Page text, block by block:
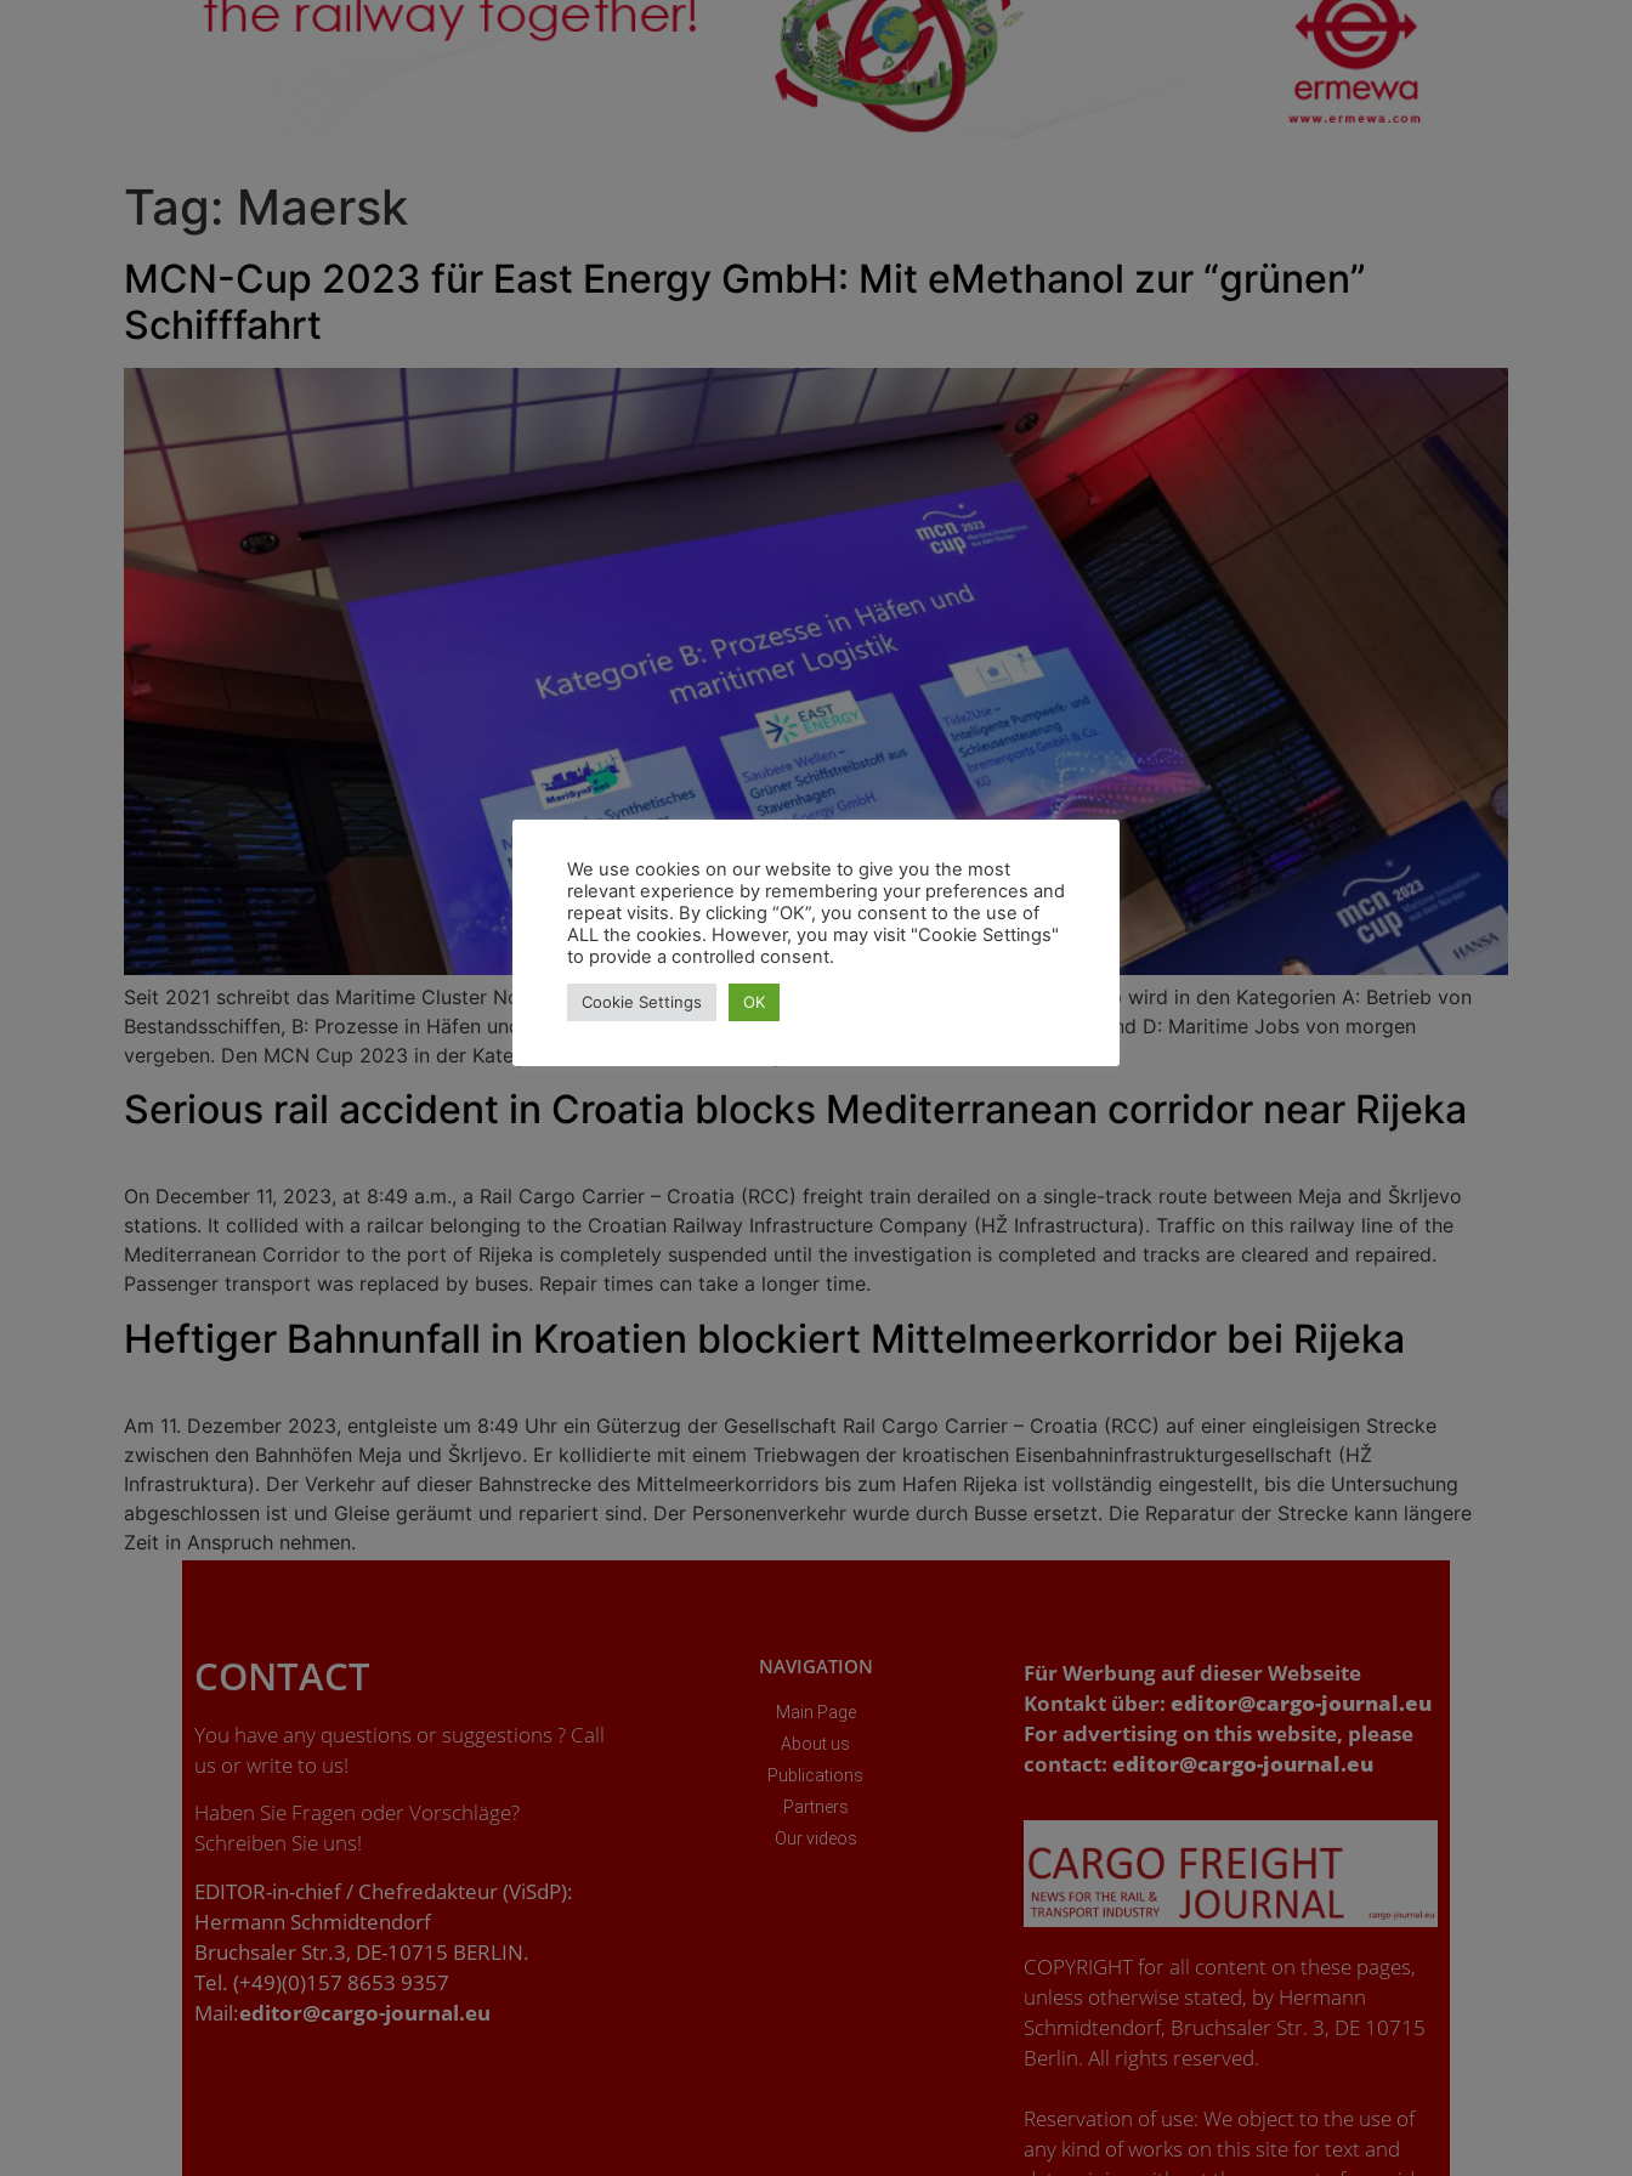
Tag: Maersk
MCN-Cup 2023 für East Energy GmbH: Mit eMethanol zur “grünen”
Schifffahrt
Seit 2021 schreibt das Maritime Cluster Norddeutschland (MCN) alle zwei Jahre den MCN Cup aus. Der Cup wird in den Kategorien A: Betrieb von
Bestandsschiffen, B: Prozesse in Häfen und maritimer Logistik, C: Digitalisierung der maritimen Wirtschaft und D: Maritime Jobs von morgen
vergeben. Den MCN Cup 2023 in der Kategorie B erhielt die East Energy GmbH.
Serious rail accident in Croatia blocks Mediterranean corridor near Rijeka
On December 11, 2023, at 8:49 a.m., a Rail Cargo Carrier – Croatia (RCC) freight train derailed on a single-track route between Meja and Škrljevo
stations. It collided with a railcar belonging to the Croatian Railway Infrastructure Company (HŽ Infrastructura). Traffic on this railway line of the
Mediterranean Corridor to the port of Rijeka is completely suspended until the investigation is completed and tracks are cleared and repaired.
Passenger transport was replaced by buses. Repair times can take a longer time.
Heftiger Bahnunfall in Kroatien blockiert Mittelmeerkorridor bei Rijeka
Am 11. Dezember 2023, entgleiste um 8:49 Uhr ein Güterzug der Gesellschaft Rail Cargo Carrier – Croatia (RCC) auf einer eingleisigen Strecke
zwischen den Bahnhöfen Meja und Škrljevo. Er kollidierte mit einem Triebwagen der kroatischen Eisenbahninfrastrukturgesellschaft (HŽ
Infrastruktura). Der Verkehr auf dieser Bahnstrecke des Mittelmeerkorridors bis zum Hafen Rijeka ist vollständig eingestellt, bis die Untersuchung
abgeschlossen ist und Gleise geräumt und repariert sind. Der Personenverkehr wurde durch Busse ersetzt. Die Reparatur der Strecke kann längere
Zeit in Anspruch nehmen.
CONTACT
You have any questions or suggestions ? Call
us or write to us!
Haben Sie Fragen oder Vorschläge?
Schreiben Sie uns!
EDITOR-in-chief / Chefredakteur (ViSdP):
Hermann Schmidtendorf
Bruchsaler Str.3, DE-10715 BERLIN.
Tel. (+49)(0)157 8653 9357
Mail:editor@cargo-journal.eu
NAVIGATION
Main Page
About us
Publications
Partners
Our videos
Für Werbung auf dieser Webseite
Kontakt über: editor@cargo-journal.eu
For advertising on this website, please
contact: editor@cargo-journal.eu
COPYRIGHT for all content on these pages,
unless otherwise stated, by Hermann
Schmidtendorf, Bruchsaler Str. 3, DE 10715
Berlin. All rights reserved.
Reservation of use: We object to the use of
any kind of works on this site for text and
We use cookies on our website to give you the most
relevant experience by remembering your preferences and
repeat visits. By clicking “OK”, you consent to the use of
ALL the cookies. However, you may visit "Cookie Settings"
to provide a controlled consent.
Cookie Settings OK